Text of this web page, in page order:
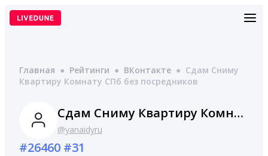
Перейти
Главная ● Рейтинги ● ВКонтакте ● Сдам Сниму
Квартиру Комнату СПб без посредников
Сдам Сниму Квартиру Комнату СПб без посредников
@yanaidyru
#26460 #31